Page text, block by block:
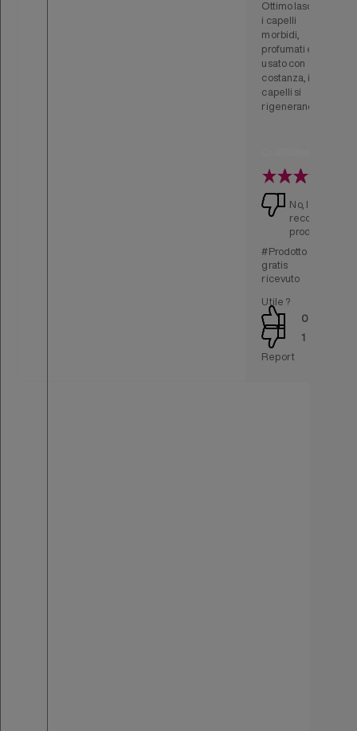
Ottimo lascia
i capelli
morbidi,
profumati e
usato con
costanza, i
capelli si
rigenerano
No, I not
recommend
product
#Prodotto
gratis
ricevuto
Utile ?
0
1
Report